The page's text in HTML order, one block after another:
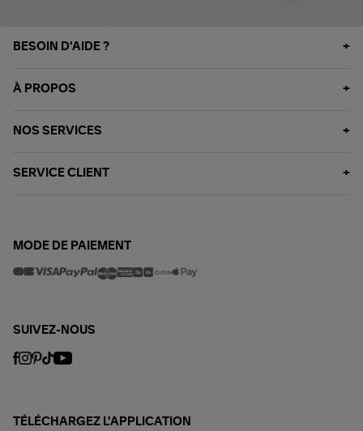
BESOIN D'AIDE ?
À PROPOS
NOS SERVICES
SERVICE CLIENT
MODE DE PAIEMENT
SUIVEZ-NOUS
TÉLÉCHARGEZ L'APPLICATION